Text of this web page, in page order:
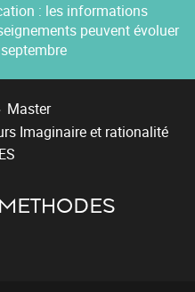
: les informations
peuvent évoluer
Master
Imaginaire et rationalité